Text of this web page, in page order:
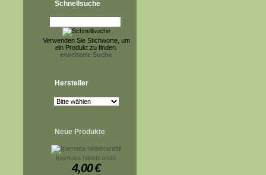
Schnellsuche
Verwenden Sie Stichworte, um
ein Produkt zu finden.
erweiterte Suche
Hersteller
Neue Produkte
Ipomoea hildebrandtii
4,00€